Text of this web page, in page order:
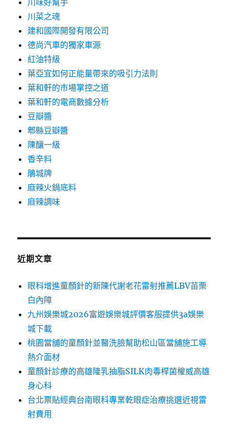
川味好幫手
川菜之魂
建和國際開發有限公司
德尚汽車的獨家車源
紅油特級
葉亞宜如何正能量帶來的吸引力法則
葉和軒的市場掌控之道
葉和軒的電商數據分析
豆瓣醬
郫縣豆瓣醬
陳釀一級
香辛料
鵑城牌
麻辣火鍋底料
麻辣調味
近期文章
眼科增進童顏針的新陳代謝老花雷射推薦LBV苗栗
白內障
九州娛樂城2026富遊娛樂城評價客服提供3a娛樂
城下載
桃園當舖的童顏針並醫洗臉幫助松山區當舖施工導
熱介面材
童顏針診療的高雄隆乳抽脂SILK肉毒桿菌權威高雄
身心科
台北票貼經典台南眼科專業乾眼症治療挑選近視雷
射費用